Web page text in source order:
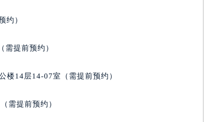
10室（需提前预约）
室（需提前预约）
城写字楼（鄂尔多斯大厦）23层2326室（需提前预约）
楼20层01室（需提前预约）
约）
提前预约）
楼14层14-07室（需提前预约）
需提前预约）